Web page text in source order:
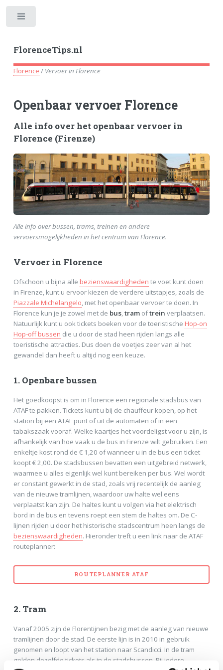
FlorenceTips.nl
Florence / Vervoer in Florence
Openbaar vervoer Florence
Alle info over het openbaar vervoer in
Florence (Firenze)
Alle info over bussen, trams, treinen en andere
vervoersmogelijkheden in het centrum van Florence.
Vervoer in Florence
Ofschoon u bijna alle bezienswaardigheden te voet kunt doen
in Firenze, kunt u ervoor kiezen de verdere uitstapjes, zoals de
Piazzale Michelangelo, met het openbaar vervoer te doen. In
Florence kun je je zowel met de bus,tramoftrein verplaatsen.
Natuurlijk kunt u ook tickets boeken voor de toeristische Hop-on
Hop-off bussen die u door de stad heen rijden langs alle
toeristische attracties. Dus doen de voetjes zeer van al het
gewandel dan heeft u altijd nog een keuze.
1. Openbare bussen
Het goedkoopst is om in Florence een regionale stadsbus van
ATAF te pakken. Tickets kunt u bij de chauffeur kopen, op het
station bij een ATAF punt of uit de automaten of in een
tabakszaak vooraf. Welke kaartjes het voordeligst voor u zijn, is
afhankelijk van hoe vaak u de bus in Firenze wilt gebruiken. Een
enkeltje kost rond de € 1,20 of wanneer u in de bus een ticket
koopt € 2,00. De stadsbussen bevatten een uitgebreid netwerk,
waarmee u alles eigenlijk wel kunt bereiken per bus. Wel wordt
er constant gewerkt in de stad, zoals vrij recentelijk de aanleg
van de nieuwe tramlijnen, waardoor uw halte wel eens
verplaatst kan zijn. De haltes kunt u volgen via het elektrisch
bord in de bus en tevens roept een stem de haltes om. De C-
lijnen rijden u door het historische stadscentrum heen langs de
bezienswaardigheden. Hieronder treft u een link naar de ATAF
routeplanner:
ROUTEPLANNER ATAF
2. Tram
Vanaf 2005 zijn de Florentijnen bezig met de aanleg van nieuwe
tramlijnen door de stad. De eerste lijn is in 2010 in gebruik
genomen en loopt van het station naar Scandicci. In de tram
gelden dezelfde tickets als in de stadsbussen. Bij iedere